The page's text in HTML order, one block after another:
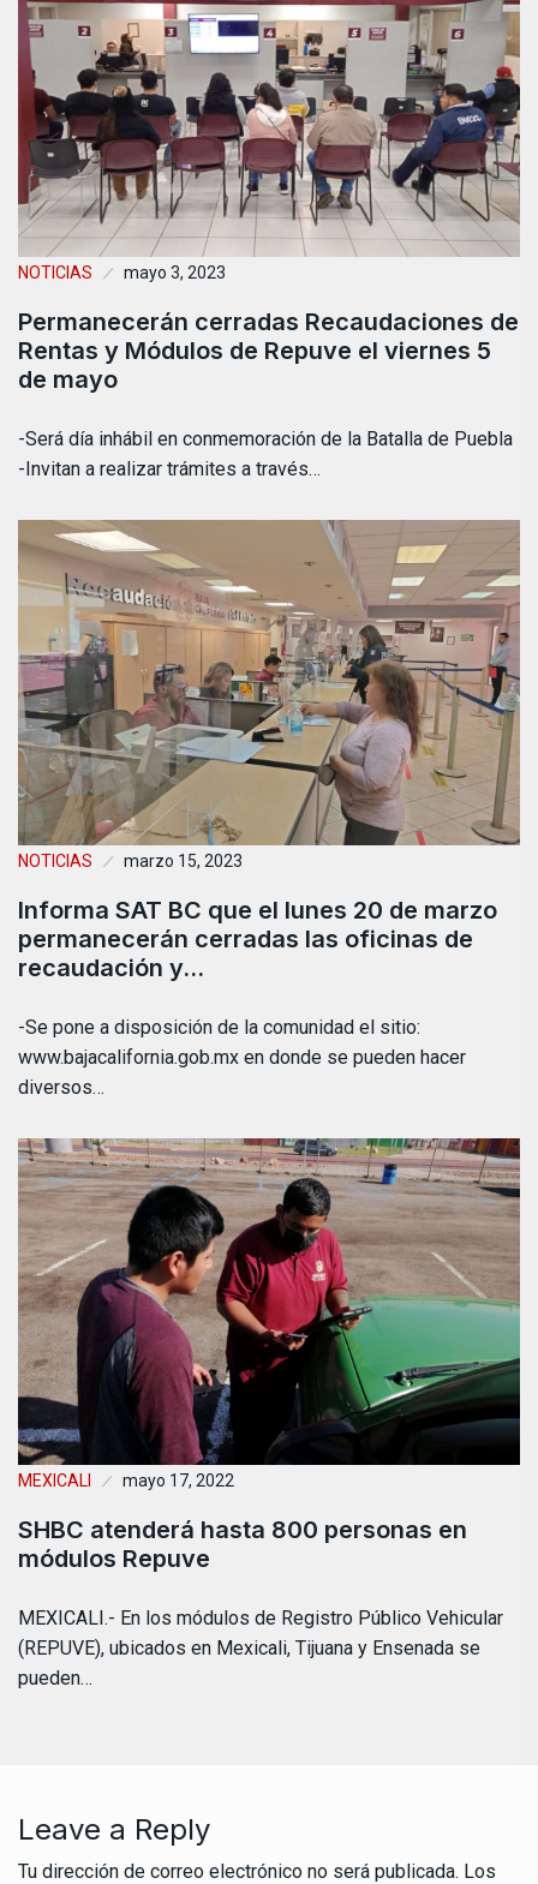
NOTICIAS mayo 3, 2023
Permanecerán cerradas Recaudaciones de
Rentas y Módulos de Repuve el viernes 5
de mayo
-Será día inhábil en conmemoración de la Batalla de Puebla
-Invitan a realizar trámites a través…
NOTICIAS marzo 15, 2023
Informa SAT BC que el lunes 20 de marzo
permanecerán cerradas las oficinas de
recaudación y…
-Se pone a disposición de la comunidad el sitio:
www.bajacalifornia.gob.mx en donde se pueden hacer
diversos…
MEXICALI mayo 17, 2022
SHBC atenderá hasta 800 personas en
módulos Repuve
MEXICALI.- En los módulos de Registro Público Vehicular
(REPUVE), ubicados en Mexicali, Tijuana y Ensenada se
pueden…
Leave a Reply
Tu dirección de correo electrónico no será publicada. Los